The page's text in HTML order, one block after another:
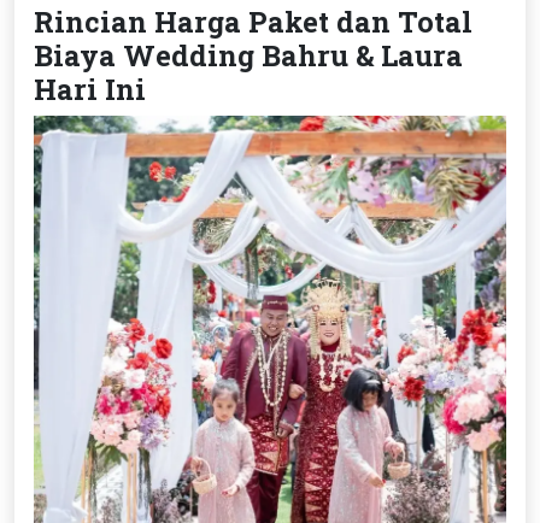
Rincian Harga Paket dan Total
Biaya Wedding Bahru & Laura
Hari Ini